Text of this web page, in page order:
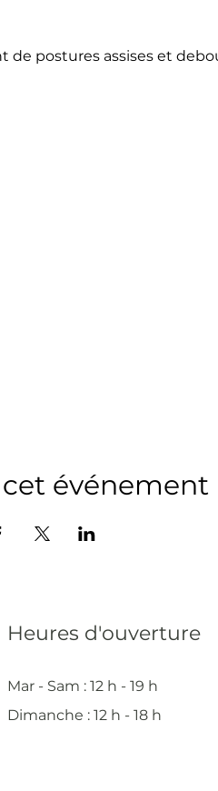
de postures assises et
événement
Heures d'ouverture
Mar - Sam : 12 h - 19 h
Dimanche : 12 h - 18 h